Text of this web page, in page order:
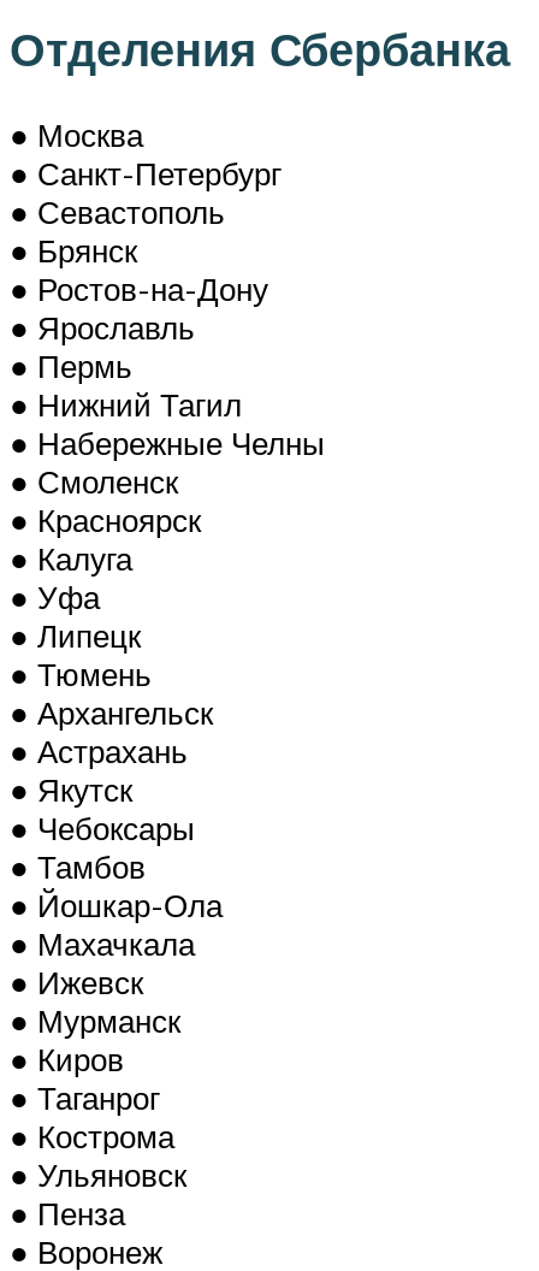
Отделения Сбербанка
● Москва
● Санкт-Петербург
● Севастополь
● Брянск
● Ростов-на-Дону
● Ярославль
● Пермь
● Нижний Тагил
● Набережные Челны
● Смоленск
● Красноярск
● Калуга
● Уфа
● Липецк
● Тюмень
● Архангельск
● Астрахань
● Якутск
● Чебоксары
● Тамбов
● Йошкар-Ола
● Махачкала
● Ижевск
● Мурманск
● Киров
● Таганрог
● Кострома
● Ульяновск
● Пенза
● Воронеж